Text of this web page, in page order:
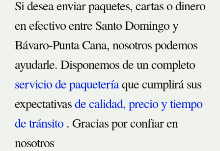
Si desea enviar paquetes, cartas o dinero
en efectivo entre Santo Domingo y
Bávaro-Punta Cana, nosotros podemos
ayudarle. Disponemos de un completo
servicio de paqueteríaque cumplirá sus
expectativasde calidad, precio y tiempo
de tránsito. Gracias por confiar en
nosotros